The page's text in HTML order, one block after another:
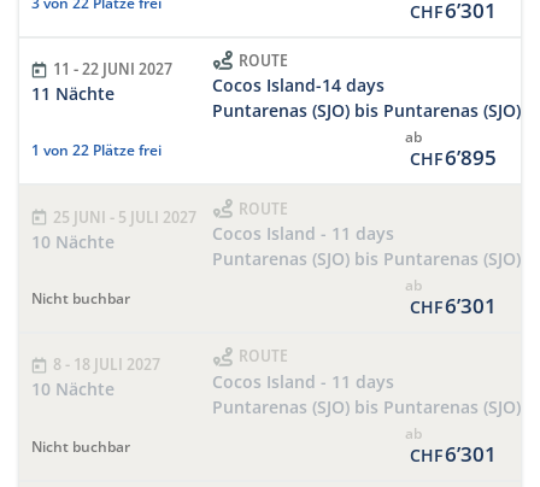
CHF6’301
11 - 22 JUNI 2027
11 Nächte
ROUTE
Cocos Island-14 days
Puntarenas (SJO) bis Puntarenas (SJO)
ab
CHF6’895
1 von 22 Plätze frei
25 JUNI - 5 JULI 2027
10 Nächte
ROUTE
Cocos Island - 11 days
Puntarenas (SJO) bis Puntarenas (SJO)
ab
CHF6’301
Nicht buchbar
8 - 18 JULI 2027
10 Nächte
ROUTE
Cocos Island - 11 days
Puntarenas (SJO) bis Puntarenas (SJO)
ab
CHF6’301
Nicht buchbar